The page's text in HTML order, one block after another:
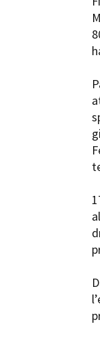
Rete
Bilancio
Servizi
Location
Spazi
Sala
FILM
Piemonte
Short